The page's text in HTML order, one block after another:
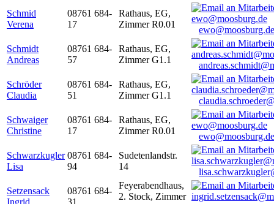
Schmid
Verena
08761 684-
17
Rathaus, EG,
Zimmer R0.01
ewo@moosburg.de
Schmidt
Andreas
08761 684-
57
Rathaus, EG,
Zimmer G1.1
Schröder
Claudia
08761 684-
51
Rathaus, EG,
Zimmer G1.1
Schwaiger
Christine
08761 684-
17
Rathaus, EG,
Zimmer R0.01
ewo@moosburg.de
Schwarzkugler
Lisa
08761 684-
94
Sudetenlandstr.
14
Setzensack
Ingrid
08761 684-
31
Feyerabendhaus,
2. Stock, Zimmer